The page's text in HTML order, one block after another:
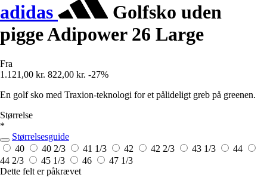
adidas
Golfsko uden
pigge Adipower 26 Large
Fra
1.121,00 kr. 822,00 kr. -27%
En golf sko med Traxion-teknologi for et pålideligt greb på greenen.
Størrelse
*
Størrelsesguide
40
40 2/3 41 1/3 42 42 2/3 43 1/3
44
44 2/3
45 1/3 46
47 1/3
Dette felt er påkrævet